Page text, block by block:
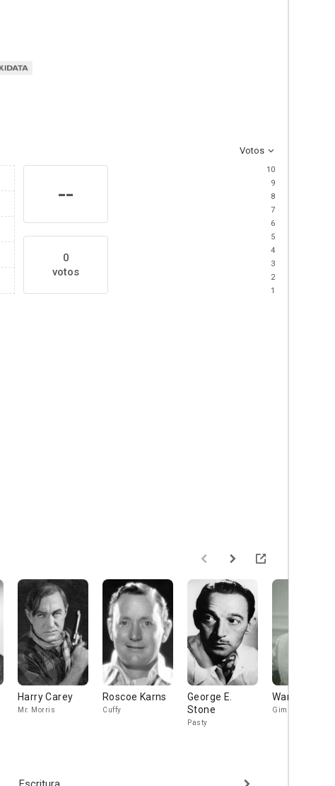
Votos
--
0
votos
10
9
8
7
6
5
4
3
2
1
Harry Carey
Mr. Morris
Roscoe Karns
Cuffy
George E.
Stone
Pasty
Warren Hymer
Gimpy Carter